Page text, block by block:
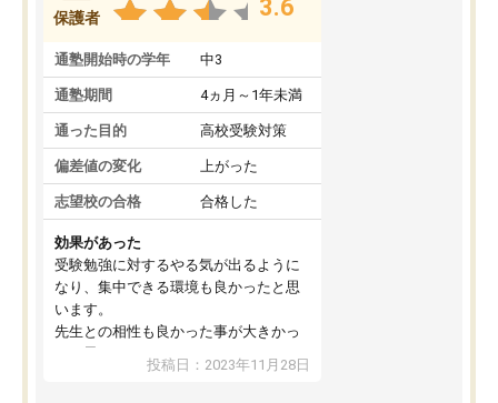
保護者 3.6
通塾開始時の学年 中3
通塾期間 4ヵ月～1年未満
通った目的 高校受験対策
偏差値の変化 上がった
志望校の合格 合格した
効果があった
受験勉強に対するやる気が出るように
なり、集中できる環境も良かったと思
います。
先生との相性も良かった事が大きかっ
たと思います。
投稿日：2023年11月28日